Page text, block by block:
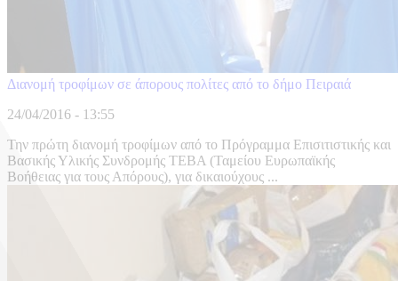
Διανομή τροφίμων σε άπορους πολίτες από το δήμο Πειραιά
24/04/2016 - 13:55
Την πρώτη διανομή τροφίμων από το Πρόγραμμα Επισιτιστικής και
Βασικής Υλικής Συνδρομής ΤΕΒΑ (Ταμείου Ευρωπαϊκής
Βοήθειας για τους Απόρους), για δικαιούχους ...